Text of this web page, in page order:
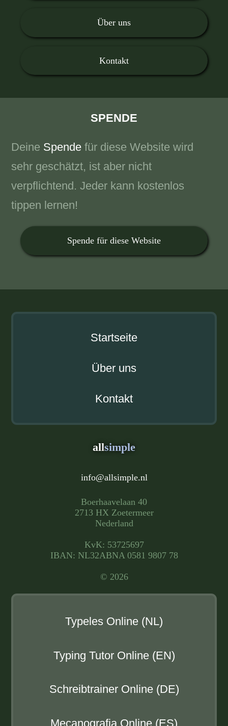
Über uns
Kontakt
SPENDE
Deine Spende für diese Website wird
sehr geschätzt, ist aber nicht
verpflichtend. Jeder kann kostenlos
tippen lernen!
Spende für diese Website
Startseite
Über uns
Kontakt
allsimple
info@allsimple.nl
Boerhaavelaan 40
2713 HX Zoetermeer
Nederland
KvK: 53725697
IBAN: NL32ABNA 0581 9807 78
© 2026
Typeles Online (NL)
Typing Tutor Online (EN)
Schreibtrainer Online (DE)
Mecanografia Online (ES)